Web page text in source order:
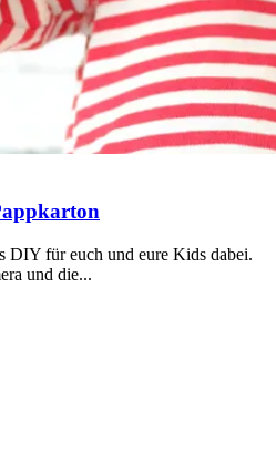
DIY für euch und eure Kids dabei.
und die...